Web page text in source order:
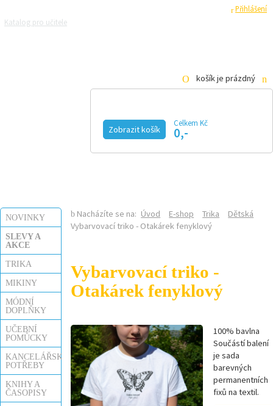
Přihlášení
Katalog pro učitele
košík je prázdný
Zobrazit košík
Celkem Kč
0,-
NOVINKY
SLEVY A
AKCE
TRIKA
MIKINY
MÓDNÍ
DOPLŇKY
UČEBNÍ
POMŮCKY
KANCELÁŘSKÉ
POTŘEBY
KNIHY A
ČASOPISY
Nacházíte se na: Úvod E-shop Trika
Dětská
Vybarvovací triko - Otakárek fenyklový
Vybarvovací triko -
Otakárek fenyklový
100% bavlna
Součástí balení
je sada
barevných
permanentních
fixů na textil.